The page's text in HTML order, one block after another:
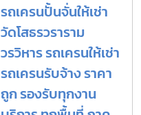
รถเครนปั้นจั่นให้เช่า
วัดโสธรวราราม
วรวิหาร รถเครนให้เช่า
รถเครนรับจ้าง ราคา
ถูก รองรับทุกงาน